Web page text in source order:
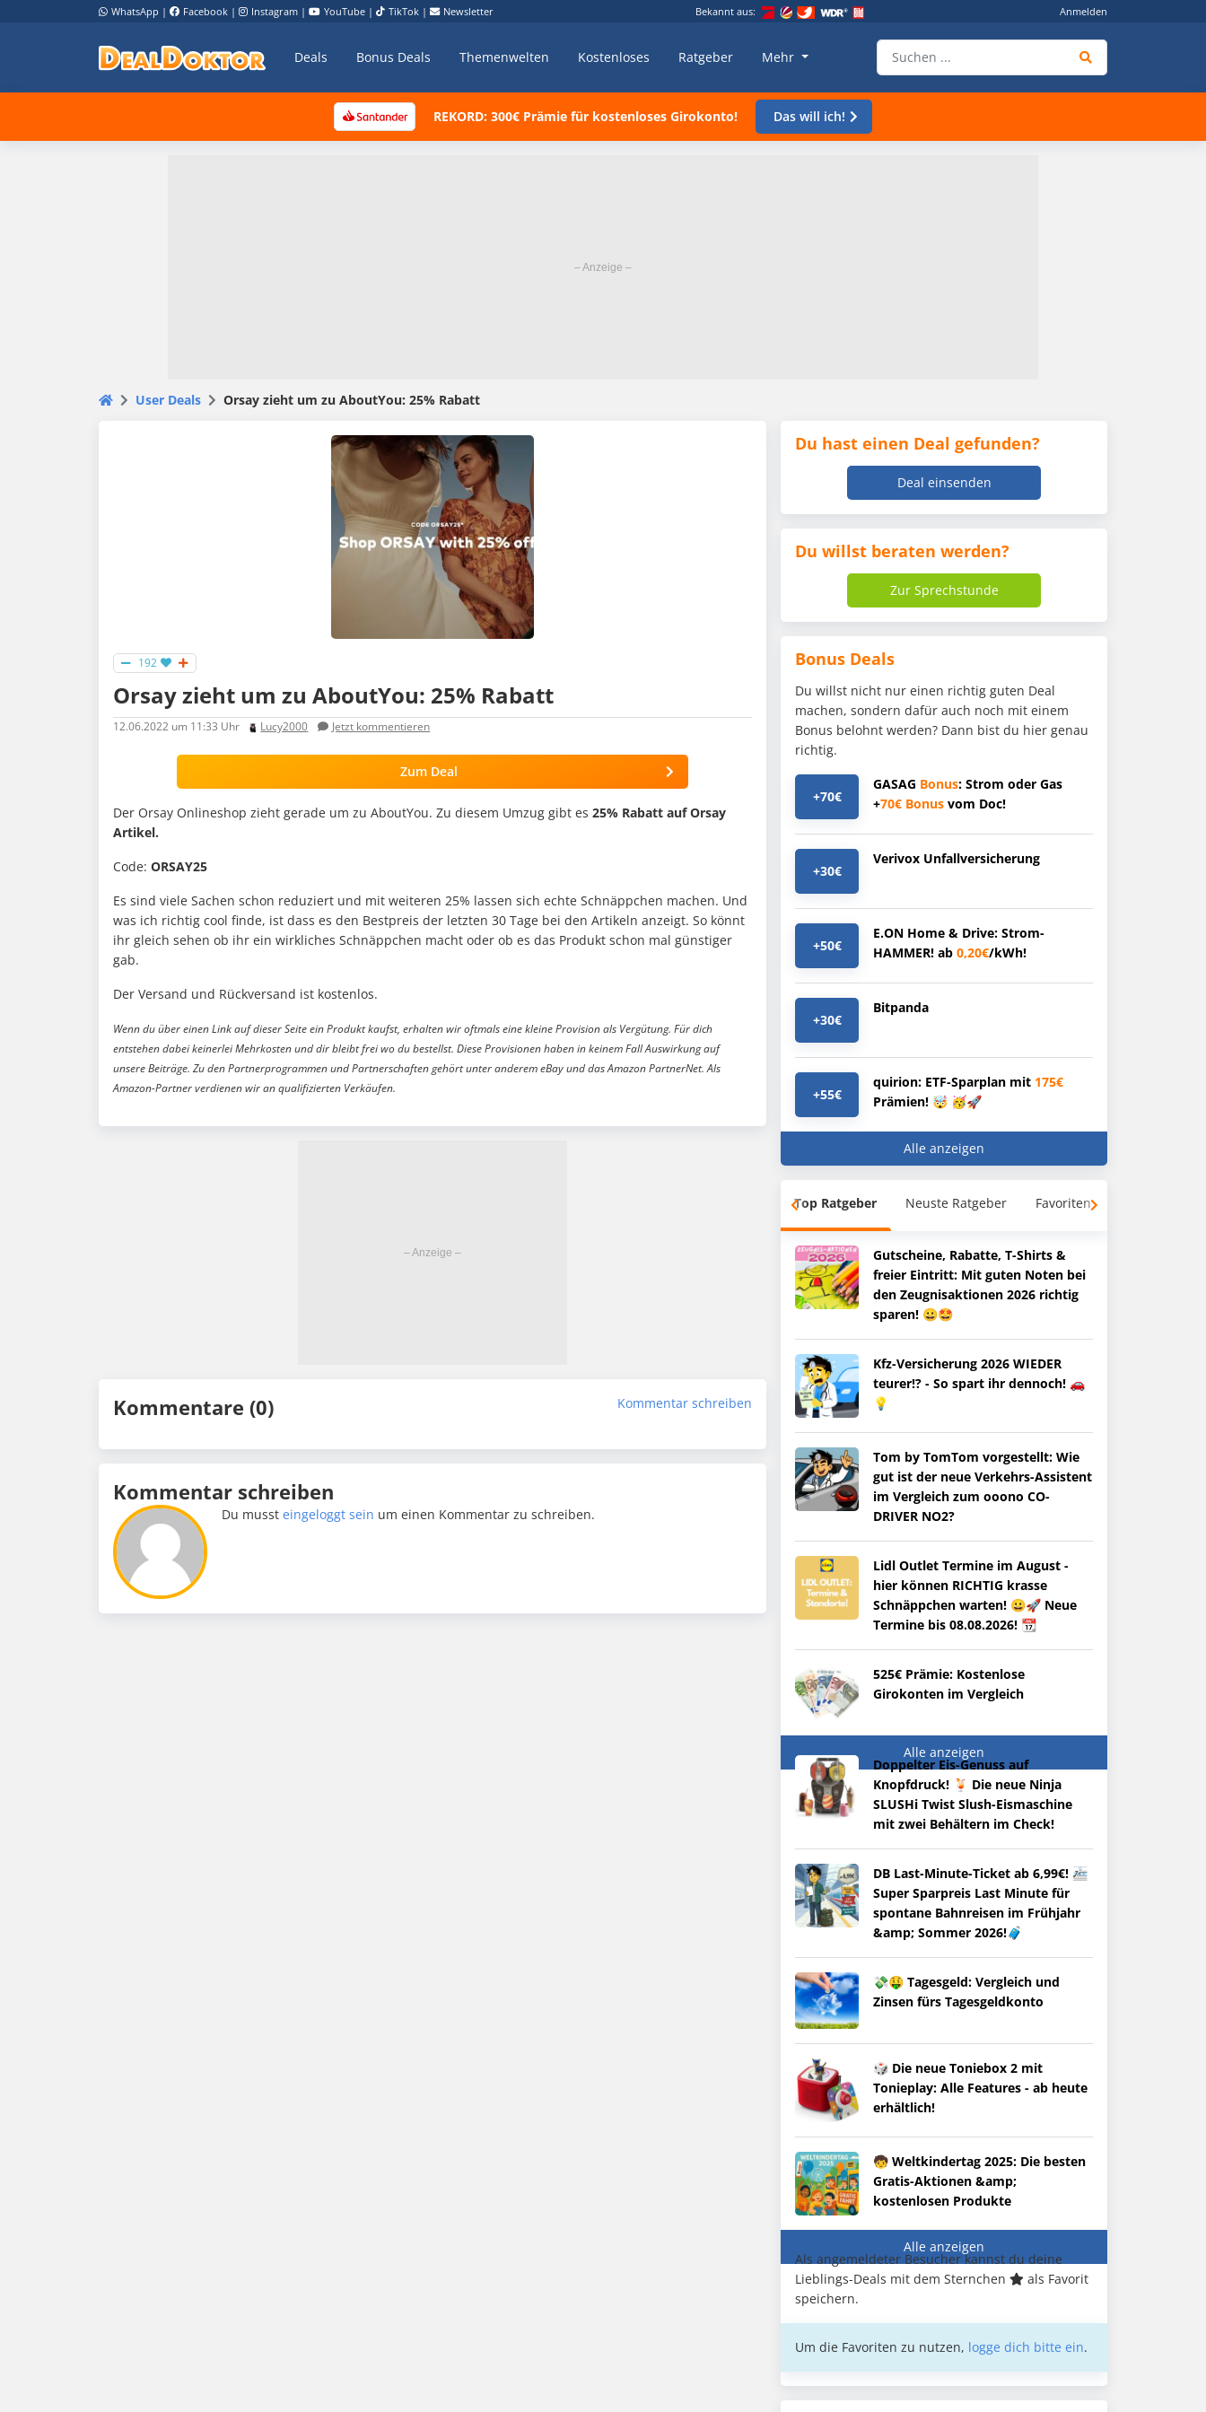
WhatsApp | Facebook | Instagram | YouTube | TikTok | Newsletter Bekannt aus: Anmelden
Deals Bonus Deals Themenwelten Kostenloses Ratgeber Mehr
REKORD: 300€ Prämie für kostenloses Girokonto! Das will ich!
User Deals Orsay zieht um zu AboutYou: 25% Rabatt
192
Orsay zieht um zu AboutYou: 25% Rabatt
12.06.2022 um 11:33 Uhr Lucy2000 Jetzt kommentieren
Zum Deal
Der Orsay Onlineshop zieht gerade um zu AboutYou. Zu diesem Umzug gibt es 25% Rabatt auf Orsay
Artikel.
Code: ORSAY25
Es sind viele Sachen schon reduziert und mit weiteren 25% lassen sich echte Schnäppchen machen. Und
was ich richtig cool finde, ist dass es den Bestpreis der letzten 30 Tage bei den Artikeln anzeigt. So könnt
ihr gleich sehen ob ihr ein wirkliches Schnäppchen macht oder ob es das Produkt schon mal günstiger
gab.
Der Versand und Rückversand ist kostenlos.
Wenn du über einen Link auf dieser Seite ein Produkt kaufst, erhalten wir oftmals eine kleine Provision als Vergütung. Für dich
entstehen dabei keinerlei Mehrkosten und dir bleibt frei wo du bestellst. Diese Provisionen haben in keinem Fall Auswirkung auf
unsere Beiträge. Zu den Partnerprogrammen und Partnerschaften gehört unter anderem eBay und das Amazon PartnerNet. Als
Amazon-Partner verdienen wir an qualifizierten Verkäufen.
Kommentare (0) Kommentar schreiben
Kommentar schreiben
Du mussteingeloggt sein um einen Kommentar zu schreiben.
Du hast einen Deal gefunden?
Deal einsenden
Du willst beraten werden?
Zur Sprechstunde
Bonus Deals
Du willst nicht nur einen richtig guten Deal
machen, sondern dafür auch noch mit einem
Bonus belohnt werden? Dann bist du hier genau
richtig.
+70€
GASAG Bonus: Strom oder Gas
+70€ Bonus vom Doc!
+30€
Verivox Unfallversicherung
+50€
E.ON Home & Drive: Strom-
HAMMER! ab 0,20€/kWh!
+30€
Bitpanda
+55€
quirion: ETF-Sparplan mit 175€
Prämien! 🤯 🥳🚀
Alle anzeigen
Top Ratgeber Neuste Ratgeber Favoriten
Gutscheine, Rabatte, T-Shirts &
freier Eintritt: Mit guten Noten bei
den Zeugnisaktionen 2026 richtig
sparen! 😀🤩
Kfz-Versicherung 2026 WIEDER
teurer!? - So spart ihr dennoch! 🚗
💡
Tom by TomTom vorgestellt: Wie
gut ist der neue Verkehrs-Assistent
im Vergleich zum ooono CO-
DRIVER NO2?
Lidl Outlet Termine im August -
hier können RICHTIG krasse
Schnäppchen warten! 😀🚀 Neue
Termine bis 08.08.2026! 📆
525€ Prämie: Kostenlose
Girokonten im Vergleich
Alle anzeigen
Doppelter Eis-Genuss auf
Knopfdruck! 🍹 Die neue Ninja
SLUSHi Twist Slush-Eismaschine
mit zwei Behältern im Check!
DB Last-Minute-Ticket ab 6,99€! 🚈
Super Sparpreis Last Minute für
spontane Bahnreisen im Frühjahr
&amp; Sommer 2026!🧳
💸🤑 Tagesgeld: Vergleich und
Zinsen fürs Tagesgeldkonto
🎲 Die neue Toniebox 2 mit
Tonieplay: Alle Features - ab heute
erhältlich!
🧒 Weltkindertag 2025: Die besten
Gratis-Aktionen &amp;
kostenlosen Produkte
Alle anzeigen
Als angemeldeter Besucher kannst du deine
Lieblings-Deals mit dem Sternchen
als Favorit
speichern.
Um die Favoriten zu nutzen, logge dich bitte ein.